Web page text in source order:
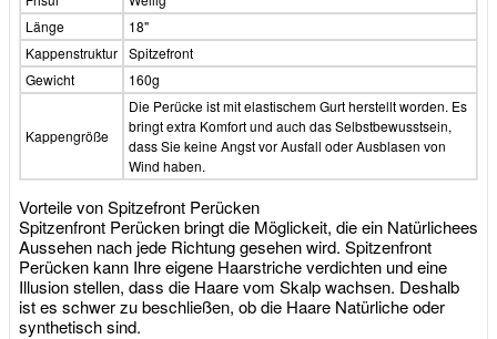
Länge
18"
Kappenstruktur Spitzefront
Gewicht
160g
Kappengröße
Die Perücke ist mit elastischem Gurt herstellt worden. Es
bringt extra Komfort und auch das Selbstbewusstsein,
dass Sie keine Angst vor Ausfall oder Ausblasen von
Wind haben.
Vorteile von Spitzefront Perücken
Spitzenfront Perücken bringt die Möglickeit, die ein Natürlichees
Aussehen nach jede Richtung gesehen wird. Spitzenfront
Perücken kann Ihre eigene Haarstriche verdichten und eine
Illusion stellen, dass die Haare vom Skalp wachsen. Deshalb
ist es schwer zu beschließen, ob die Haare Natürliche oder
synthetisch sind.